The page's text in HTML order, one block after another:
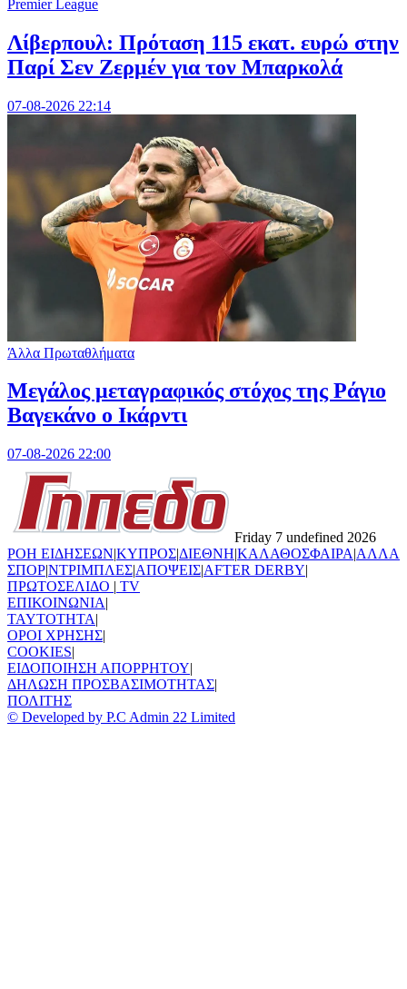
Premier League
Λίβερπουλ: Πρόταση 115 εκατ. ευρώ στην
Παρί Σεν Ζερμέν για τον Μπαρκολά
07-08-2026 22:14
Άλλα Πρωταθλήματα
Μεγάλος μεταγραφικός στόχος της Ράγιο
Βαγεκάνο ο Ικάρντι
07-08-2026 22:00
Friday 7 undefined 2026
ΡΟΗ ΕΙΔΗΣΕΩΝ|ΚΥΠΡΟΣ|ΔΙΕΘΝΗ|ΚΑΛΑΘΟΣΦΑΙΡΑ|ΑΛΛΑ
ΣΠΟΡ|ΝΤΡΙΜΠΛΕΣ|ΑΠΟΨΕΙΣ|AFTER DERBY|
ΠΡΩΤΟΣΕΛΙΔΟ | TV
ΕΠΙΚΟΙΝΩΝΙΑ|
TAYTOTHTA|
ΟΡΟΙ ΧΡΗΣΗΣ|
COOKIES|
ΕΙΔΟΠΟΙΗΣΗ ΑΠΟΡΡΗΤΟΥ|
ΔΗΛΩΣΗ ΠΡΟΣΒΑΣΙΜΟΤΗΤΑΣ|
ΠΟΛΙΤΗΣ
© Developed by P.C Admin 22 Limited